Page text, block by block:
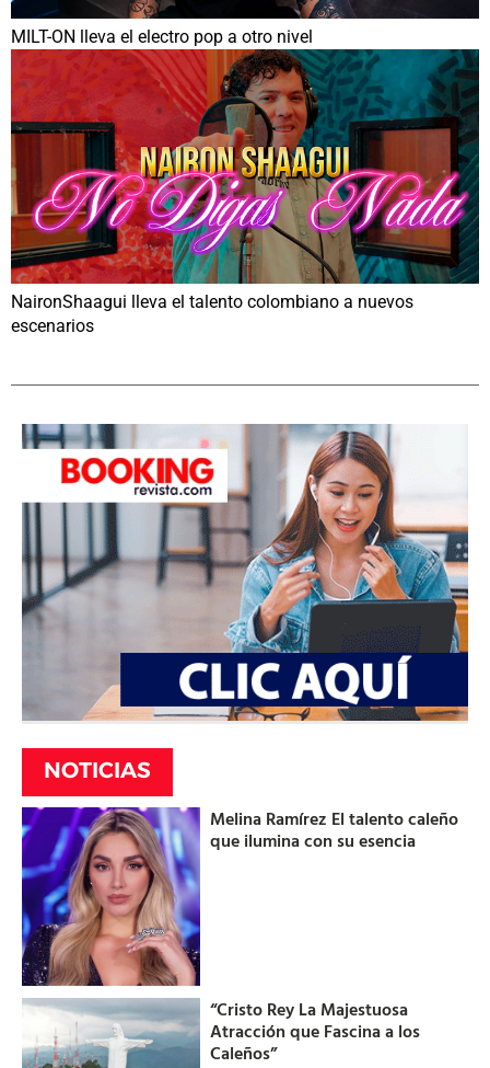
MILT-ON lleva el electro pop a otro nivel
NaironShaagui lleva el talento colombiano a nuevos
escenarios
NOTICIAS
Melina Ramírez El talento caleño
que ilumina con su esencia
“Cristo Rey La Majestuosa
Atracción que Fascina a los
Caleños”